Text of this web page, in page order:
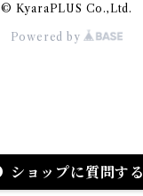
ショップに質問する
© KyaraPLUS Co.,Ltd.
Powered by